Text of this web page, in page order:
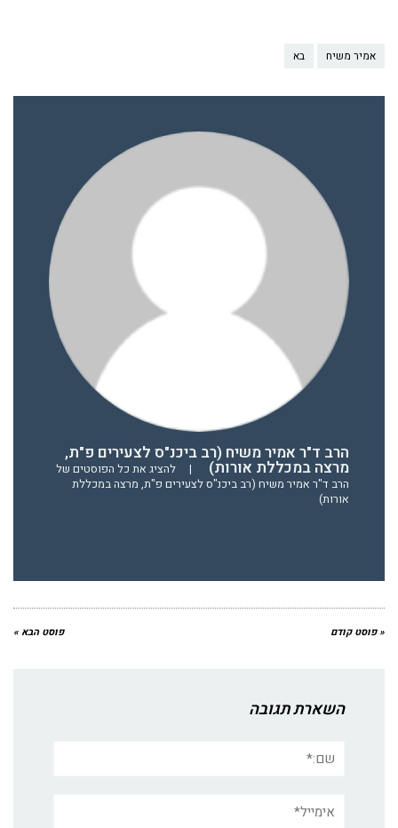
אמיר משיח בא
הרב ד"ר אמיר משיח (רב ביכנ"ס לצעירים פ"ת,
מרצה במכללת אורות) |
להציג את כל הפוסטים של
הרב ד"ר אמיר משיח (רב ביכנ"ס לצעירים פ"ת, מרצה במכללת
אורות)
« פוסט קודם פוסט הבא »
השארת תגובה